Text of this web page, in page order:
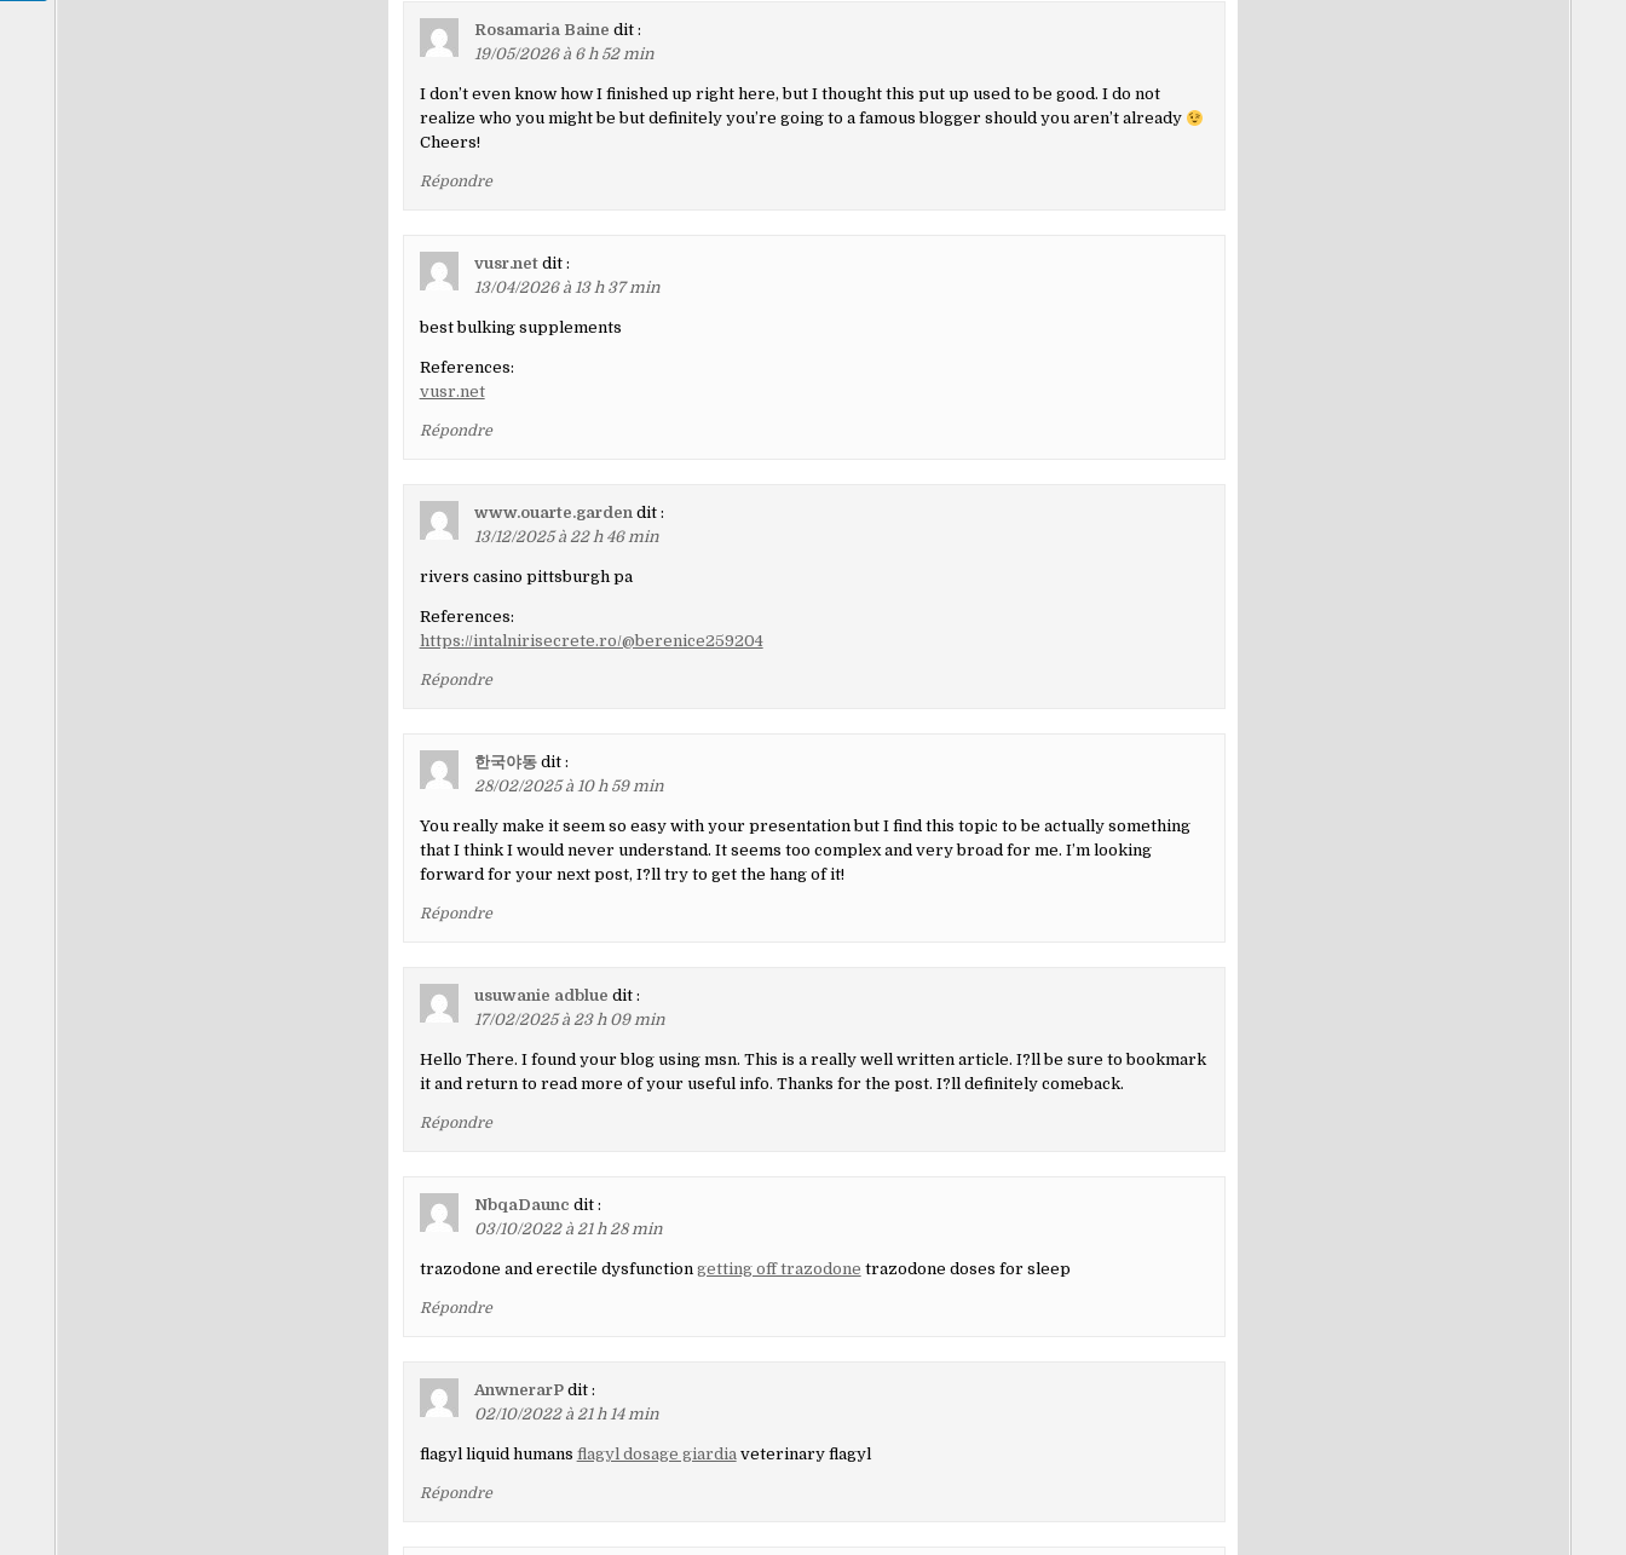
Rosamaria Baine dit :
19/05/2026 à 6 h 52 min
I don’t even know how I finished up right here, but I thought this put up used to be good. I do not
realize who you might be but definitely you’re going to a famous blogger should you aren’t already
Cheers!
Répondre
vusr.net dit :
13/04/2026 à 13 h 37 min
best bulking supplements
References:
vusr.net
Répondre
www.ouarte.garden dit :
13/12/2025 à 22 h 46 min
rivers casino pittsburgh pa
References:
https://intalnirisecrete.ro/@berenice259204
Répondre
한국야동 dit :
28/02/2025 à 10 h 59 min
You really make it seem so easy with your presentation but I find this topic to be actually something
that I think I would never understand. It seems too complex and very broad for me. I’m looking
forward for your next post, I?ll try to get the hang of it!
Répondre
usuwanie adblue dit :
17/02/2025 à 23 h 09 min
Hello There. I found your blog using msn. This is a really well written article. I?ll be sure to bookmark
it and return to read more of your useful info. Thanks for the post. I?ll definitely comeback.
Répondre
NbqaDaunc dit :
03/10/2022 à 21 h 28 min
trazodone and erectile dysfunction getting off trazodone trazodone doses for sleep
Répondre
AnwnerarP dit :
02/10/2022 à 21 h 14 min
flagyl liquid humans flagyl dosage giardiaveterinary flagyl
Répondre